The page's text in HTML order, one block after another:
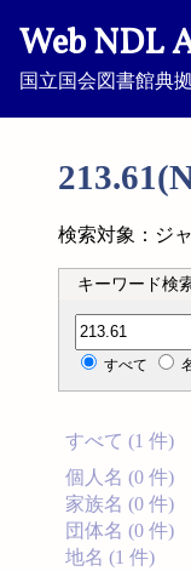
Web NDL
国立国会図書館典
検索対象：ジ
キーワード検
分類記号検索
すべて
すべて (1 件)
個人名 (0 件)
家族名 (0 件)
団体名 (0 件)
地名 (1 件)